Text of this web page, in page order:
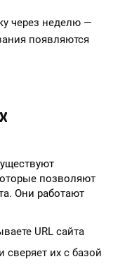
через неделю —
появляются
позволяют
Они работают
URL сайта
сверяет их с базой